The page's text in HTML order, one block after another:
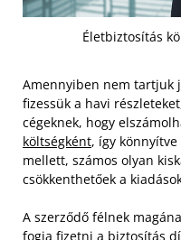
Életbiztosítás
Amennyiben nem tartjuk
fizessük a havi
cégeknek, hogy
költségként, így
mellett, számos olyan
csökkenthetőek a
A szerződő félnek
fogja fizetni a biztosítás